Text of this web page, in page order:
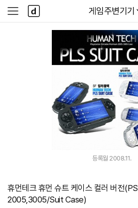
다나와
게임주변기기
사
이
다
나
와
등록월 2008.11.
휴먼테크 휴먼 슈트 케이스 컬러 버전
2005,3005/Suit Case)